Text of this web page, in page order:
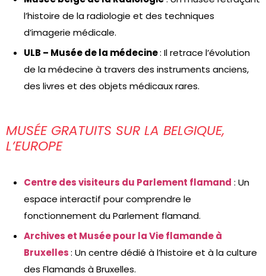
l’histoire de la radiologie et des techniques
d’imagerie médicale.
ULB – Musée de la médecine: Il retrace l’évolution
de la médecine à travers des instruments anciens,
des livres et des objets médicaux rares.
MUSÉE GRATUITS SUR LA BELGIQUE,
L’EUROPE
Centre des visiteurs du Parlement flamand : Un
espace interactif pour comprendre le
fonctionnement du Parlement flamand.
Archives et Musée pour la Vie flamande à
Bruxelles: Un centre dédié à l’histoire et à la culture
des Flamands à Bruxelles.